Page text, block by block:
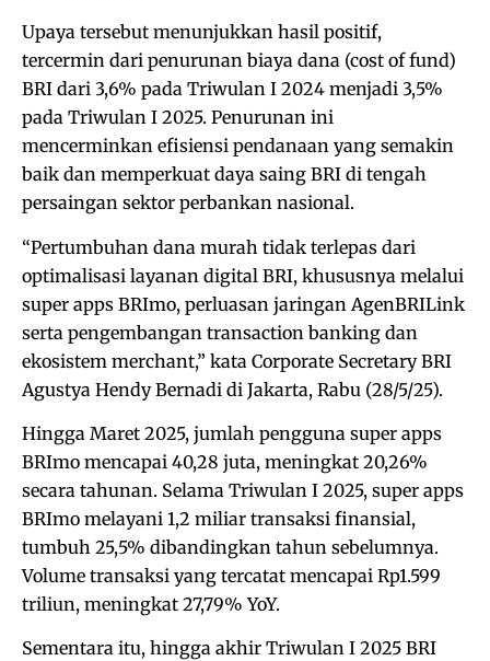
Upaya tersebut menunjukkan hasil positif,
tercermin dari penurunan biaya dana (cost of fund)
BRI dari 3,6% pada Triwulan I 2024 menjadi 3,5%
pada Triwulan I 2025. Penurunan ini
mencerminkan efisiensi pendanaan yang semakin
baik dan memperkuat daya saing BRI di tengah
persaingan sektor perbankan nasional.
“Pertumbuhan dana murah tidak terlepas dari
optimalisasi layanan digital BRI, khususnya melalui
super apps BRImo, perluasan jaringan AgenBRILink
serta pengembangan transaction banking dan
ekosistem merchant,” kata Corporate Secretary BRI
Agustya Hendy Bernadi di Jakarta, Rabu (28/5/25).
Hingga Maret 2025, jumlah pengguna super apps
BRImo mencapai 40,28 juta, meningkat 20,26%
secara tahunan. Selama Triwulan I 2025, super apps
BRImo melayani 1,2 miliar transaksi finansial,
tumbuh 25,5% dibandingkan tahun sebelumnya.
Volume transaksi yang tercatat mencapai Rp1.599
triliun, meningkat 27,79% YoY.
Sementara itu, hingga akhir Triwulan I 2025 BRI